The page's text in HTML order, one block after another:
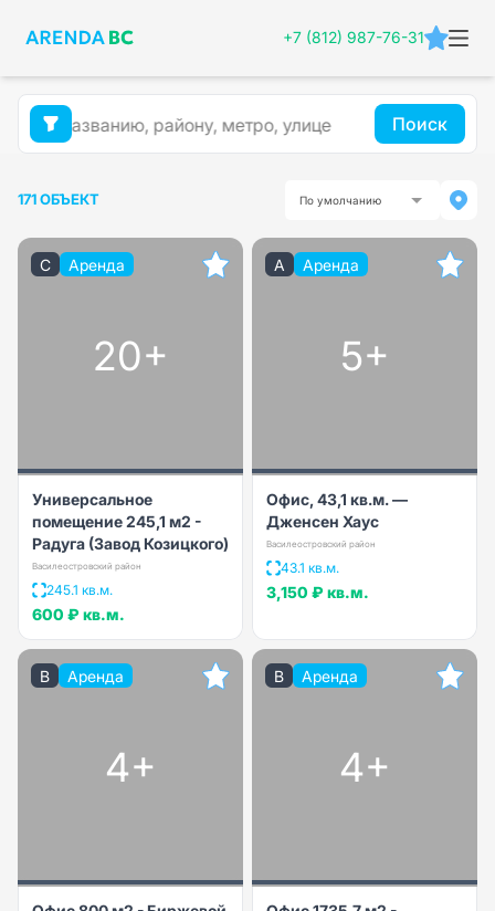
+7 (812) 987-76-31
Поиск
171 ОБЪЕКТ По умолчанию
C Аренда
20+
Универсальное
помещение 245,1 м2 -
Радуга (Завод Козицкого)
Василеостровский район
245.1 кв.м.
600 ₽ кв.м.
A Аренда
5+
Офис, 43,1 кв.м. —
Дженсен Хаус
Василеостровский район
43.1 кв.м.
3,150 ₽ кв.м.
B Аренда
4+
B Аренда
4+